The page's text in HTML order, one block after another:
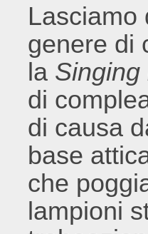
Lasciamo
genere di
la Singing
di
di causa
base
che
lampioni